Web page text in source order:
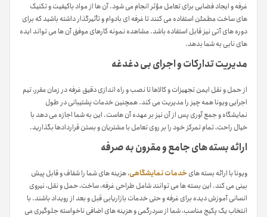
غرفه و ایجاد فضایی برای تعامل مؤثر انجام می شود. آن ها از مواد باکیفیت و تکنیک
های ساخت مطمئن استفاده می کنند تا غرفه ای بادوام و تأثیرگذار داشته باشید که برای
دوره های آتی نیز قابل استفاده باشد. مشاهده نمونه کارهای موفق آن ها می تواند ایده
های نابی به شما بدهد.
مدیریت تدارکات و اجرای بی دغدغه
از حمل و نقل ایمن تجهیزات و کالاها تا نصب و راه اندازی دقیق غرفه در زمان مقرر، تیم
اجرایی ویونا همه چیز را مدیریت می کند. همچنین خدمات پشتیبانی در طول
نمایشگاه و جمع آوری پس از آن نیز بر عهده آن هاست. این به شما اجازه می دهد با
خیال راحت، تمام تمرکز خود را بر روی تعامل با مشتریان و بستن قراردادها بگذارید.
ارائه بسته های جامع و مقرون به صرفه
ویونا با ارائه بسته های خدمات نمایشگاهی، هزینه های شما را شفاف و قابل پیش
بینی می کند. این بسته ها می توانند شامل طراحی غرفه، ساخت، حمل و نقل، نیروی
انسانی آموزش دیده برای غرفه و حتی خدمات بازاریابی قبل و بعد از رویداد باشند. با
انتخاب یک پکیج مناسب، شما از سردرگمی و هزینه های اضافی ناخواسته جلوگیری می